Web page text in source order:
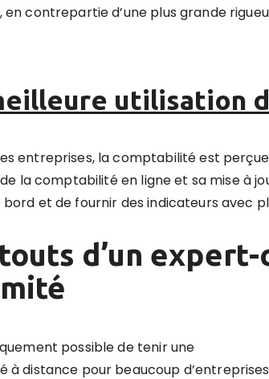
en contrepartie d’une plus grande
utilisation
entreprises, la comptabilité est
de la comptabilité en ligne et sa mise à
et de fournir des indicateurs avec
d’un
possible de tenir une
à distance pour beaucoup d’entreprises